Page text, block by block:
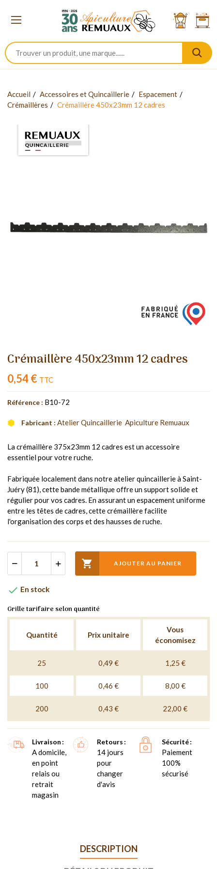
Accueil Accessoires et Quincaillerie
Espacement
Crémaillères
Crémaillère 450x23mm 12 cadres
Crémaillère 450x23mm 12 cadres
0,54 € TTC
Référence : B10-72
Fabricant : Atelier Quincaillerie  Apiculture Remuaux
La crémaillère 375x23mm 12 cadres est un accessoire
essentiel pour votre ruche.
Fabriquée localement dans notre atelier quincaillerie à Saint-
Juéry (81), cette bande métallique offre un support solide et
régulier pour vos cadres. En assurant un espacement uniforme
entre les têtes de cadres, cette crémaillère facilite
l'organisation des corps et des hausses de ruche.
 AJOUTER AU PANIER
 En stock
Grille tarifaire selon quantité
Quantité Prix unitaire
Vous
économisez
25 0,49 € 1,25 €
100 0,46 € 8,00 €
200 0,43 € 22,00 €
Livraison
A domicile,
en point
relais ou
retrait
magasin
Retours
14 jours
pour
changer
d'avis
Sécurité
Paiement
100%
sécurisé
DESCRIPTION